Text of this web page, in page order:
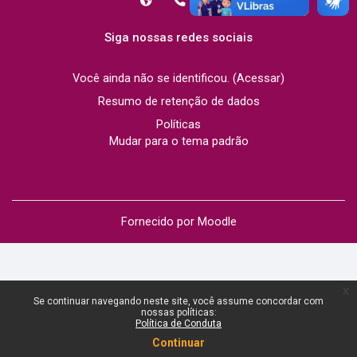
Se continuar navegando neste site, você assume concordar com
nossas políticas:
Política de Conduta
Continuar
Siga nossas redes sociais
Você ainda não se identificou. (Acessar)
Resumo de retenção de dados
Políticas
Mudar para o tema padrão
Fornecido por Moodle